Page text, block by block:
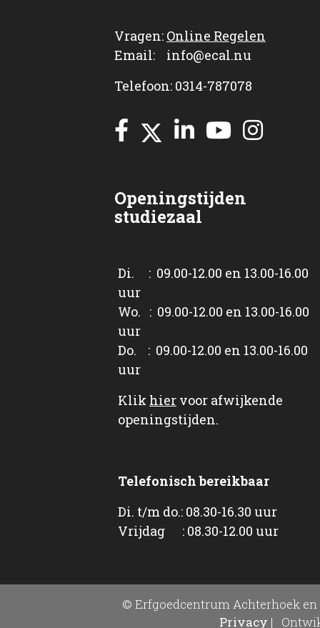
Vragen: Online Regelen
Email: info@ecal.nu
Telefoon: 0314-787078
Openingstijden
studiezaal
Di. : 09.00-12.00 en 13.00-16.00
uur
Wo. : 09.00-12.00 en 13.00-16.00
uur
Do. : 09.00-12.00 en 13.00-16.00
uur
Klik hier voor afwijkende
openingstijden.
Telefonisch bereikbaar
Di. t/m do.: 08.30-16.30 uur
Vrijdag : 08.30-12.00 uur
© Erfgoedcentrum Achterhoek en
Privacy |